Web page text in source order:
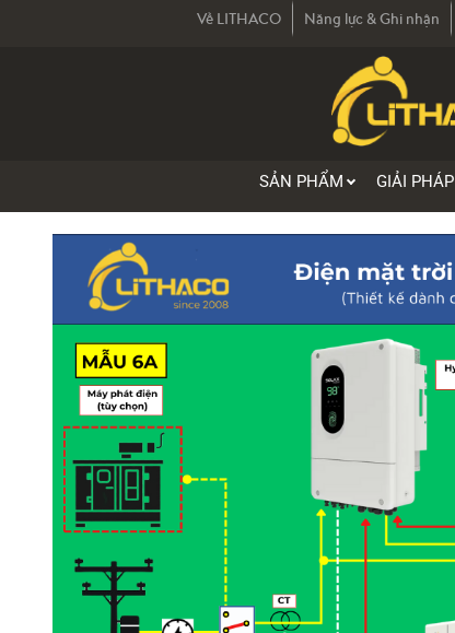
Về LITHACO Năng lực & Ghi nhận
SẢN PHẨM GIẢI PHÁP